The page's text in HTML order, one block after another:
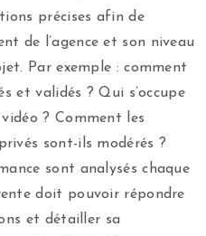
précises afin de
de l’agence et son niveau
Par exemple : comment
et validés ? Qui s’occupe
? Comment les
sont-ils modérés ?
sont analysés chaque
doit pouvoir répondre
et détailler sa